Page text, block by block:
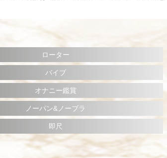
ローター
バイブ
オナニー鑑賞
ノーパン&ノーブラ
即尺